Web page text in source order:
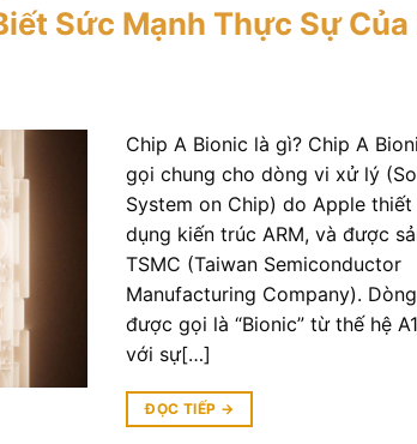
Sức Mạnh Thực Sự Của
Chip A Bionic là gì? Chip A
gọi chung cho dòng vi xử lý
System on Chip) do Apple thiết
dụng kiến trúc ARM, và được
TSMC (Taiwan Semiconductor
Manufacturing Company).
được gọi là “Bionic” từ thế hệ
với sự[…]
ĐỌC TIẾP →